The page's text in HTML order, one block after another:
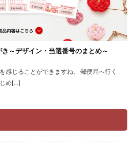
～デザイン・当選番号のまとめ～
感じることができますね。 郵便局へ行く
め[…]